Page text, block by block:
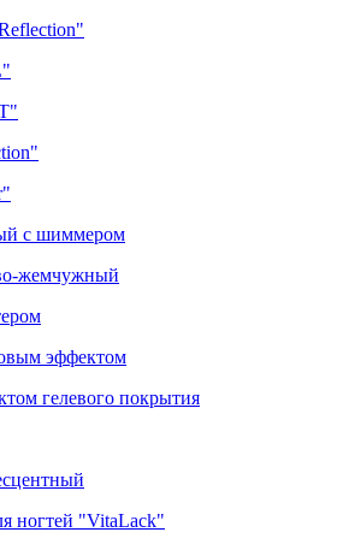
с шиммером
жемчужный
эффектом
гелевого покрытия
ногтей "VitaLack"